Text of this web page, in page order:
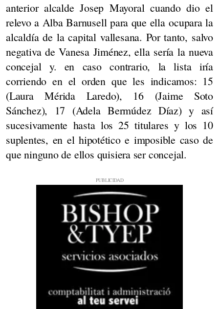
anterior alcalde Josep Mayoral cuando dio el
relevo a Alba Barnusell para que ella ocupara la
alcaldía de la capital vallesana. Por tanto, salvo
negativa de Vanesa Jiménez, ella sería la nueva
concejal y. en caso contrario, la lista iría
corriendo en el orden que les indicamos: 15
(Laura Mérida Laredo), 16 (Jaime Soto
Sánchez), 17 (Adela Bermúdez Díaz) y así
sucesivamente hasta los 25 titulares y los 10
suplentes, en el hipotético e imposible caso de
que ninguno de ellos quisiera ser concejal.